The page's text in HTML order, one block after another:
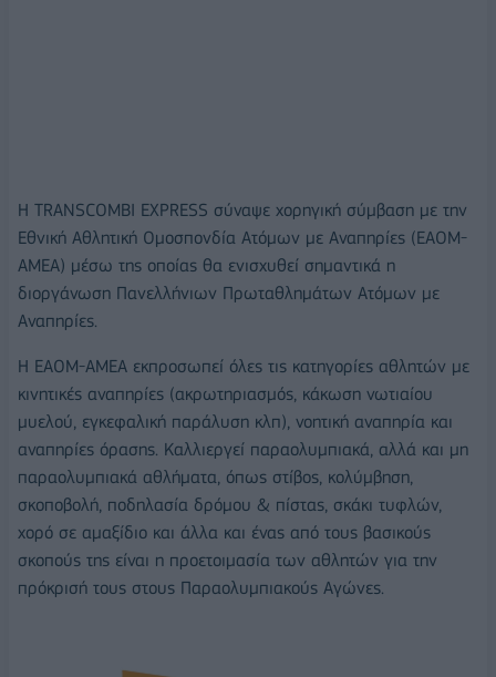
Η TRANSCOMBI EXPRESS σύναψε χορηγική σύμβαση με την
Εθνική Αθλητική Ομοσπονδία Ατόμων με Αναπηρίες (ΕΑΟΜ-
ΑΜΕΑ) μέσω της οποίας θα ενισχυθεί σημαντικά η
διοργάνωση Πανελλήνιων Πρωταθλημάτων Ατόμων με
Αναπηρίες.
Η ΕΑΟΜ-ΑΜΕΑ εκπροσωπεί όλες τις κατηγορίες αθλητών με
κινητικές αναπηρίες (ακρωτηριασμός, κάκωση νωτιαίου
μυελού, εγκεφαλική παράλυση κλπ), νοητική αναπηρία και
αναπηρίες όρασης. Καλλιεργεί παραολυμπιακά, αλλά και μη
παραολυμπιακά αθλήματα, όπως στίβος, κολύμβηση,
σκοποβολή, ποδηλασία δρόμου & πίστας, σκάκι τυφλών,
χορό σε αμαξίδιο και άλλα και ένας από τους βασικούς
σκοπούς της είναι η προετοιμασία των αθλητών για την
πρόκρισή τους στους Παραολυμπιακούς Αγώνες.